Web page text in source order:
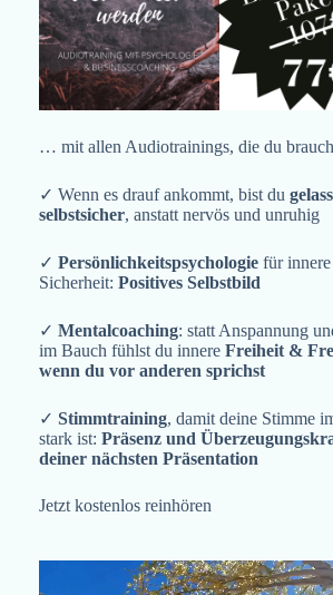
… mit allen Audiotrainings, die du
✓ Wenn es drauf ankommt, bist du
selbstsicher, anstatt nervös und unruhig
✓ Persönlichkeitspsychologie für innere
Sicherheit: Positives Selbstbild
✓ Mentalcoaching: statt Anspannung
im Bauch fühlst du innere Freiheit &
wenn du vor anderen sprichst
✓ Stimmtraining, damit deine Stimme
stark ist: Präsenz und
deiner nächsten Präsentation
Jetzt kostenlos reinhören